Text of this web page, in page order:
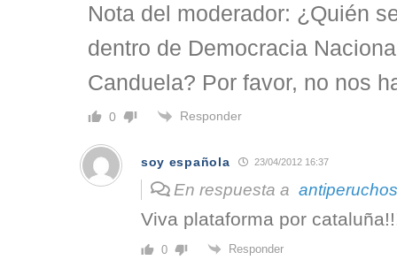
Nota del moderador: ¿Quién
dentro de Democracia
Canduela? Por favor, no nos
0 Responder
soy española 23/04/2012 16:37
En respuesta a antiperuchos
Viva plataforma por
0 Responder